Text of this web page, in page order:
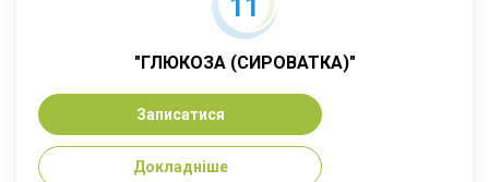
11
"ГЛЮКОЗА (СИРОВАТКА)"
Записатися
Докладніше